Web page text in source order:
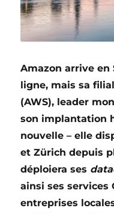
Amazon arrive en
ligne, mais sa
(AWS), leader
son implantation
nouvelle – elle
et Zürich depuis
déploiera ses
ainsi ses services
entreprises